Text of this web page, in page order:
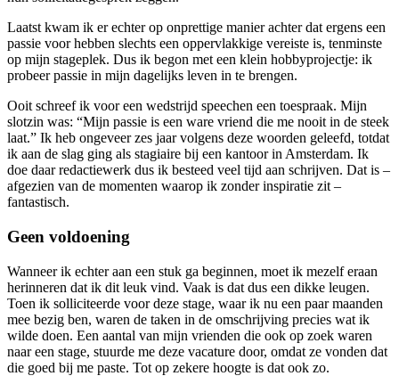
Laatst kwam ik er echter op onprettige manier achter dat ergens een
passie voor hebben slechts een oppervlakkige vereiste is, tenminste
op mijn stageplek. Dus ik begon met een klein hobbyprojectje: ik
probeer passie in mijn dagelijks leven in te brengen.
Ooit schreef ik voor een wedstrijd speechen een toespraak. Mijn
slotzin was: “Mijn passie is een ware vriend die me nooit in de steek
laat.” Ik heb ongeveer zes jaar volgens deze woorden geleefd, totdat
ik aan de slag ging als stagiaire bij een kantoor in Amsterdam. Ik
doe daar redactiewerk dus ik besteed veel tijd aan schrijven. Dat is –
afgezien van de momenten waarop ik zonder inspiratie zit –
fantastisch.
Geen voldoening
Wanneer ik echter aan een stuk ga beginnen, moet ik mezelf eraan
herinneren dat ik dit leuk vind. Vaak is dat dus een dikke leugen.
Toen ik solliciteerde voor deze stage, waar ik nu een paar maanden
mee bezig ben, waren de taken in de omschrijving precies wat ik
wilde doen. Een aantal van mijn vrienden die ook op zoek waren
naar een stage, stuurde me deze vacature door, omdat ze vonden dat
die goed bij me paste. Tot op zekere hoogte is dat ook zo.